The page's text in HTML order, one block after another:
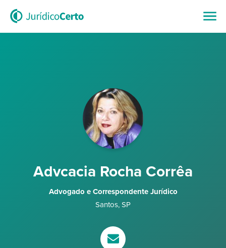
Advcacia Rocha Corrêa
Advogado e Correspondente Jurídico
Santos, SP